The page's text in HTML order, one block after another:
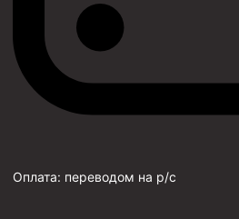
Оплата: переводом на р/с